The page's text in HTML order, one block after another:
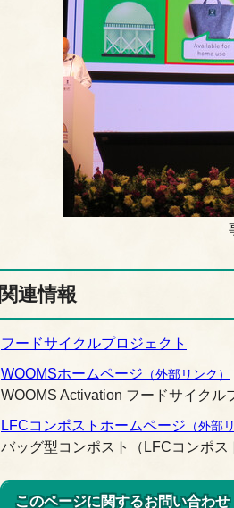
関連情報
フードサイクルプロジェクト
WOOMSホームページ （外部リンク）
WOOMS Activation フードサイク
LFCコンポストホームページ （外部
バッグ型コンポスト（LFCコンポス
このページに関するお問い合わせ